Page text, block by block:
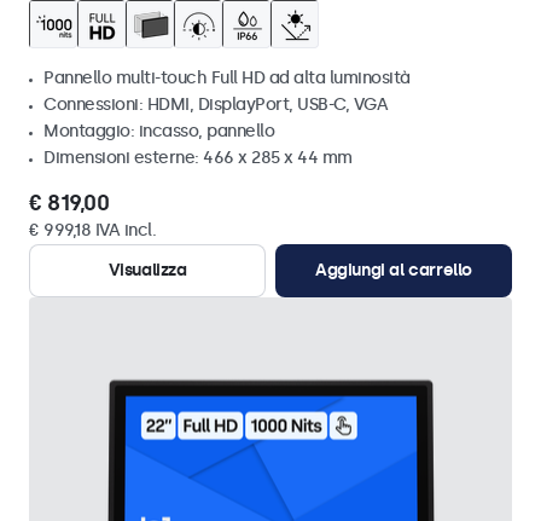
Pannello multi-touch Full HD ad alta luminosità
Connessioni: HDMI, DisplayPort, USB-C, VGA
Montaggio: incasso, pannello
Dimensioni esterne: 466 x 285 x 44 mm
€ 819,00
€ 999,18 IVA incl.
Visualizza
Aggiungi al carrello